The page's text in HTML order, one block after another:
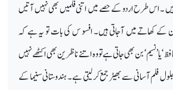
۔ اس طرح اردو کے حصے میں اتنی فلمیں بھی نہیں آتیں
کے کھاتے میں آجاتی ہیں۔ افسو س کی بات تو یہ ہے کہ
یا ’ نسیم‘ بن بھی جاتی ہے تو وہ اتنے ناظرین بھی اکٹھے نہیں
فلم آسانی سے بھیڑ جمع کرلیتی ہے۔ ہندوستانی سنیما کے